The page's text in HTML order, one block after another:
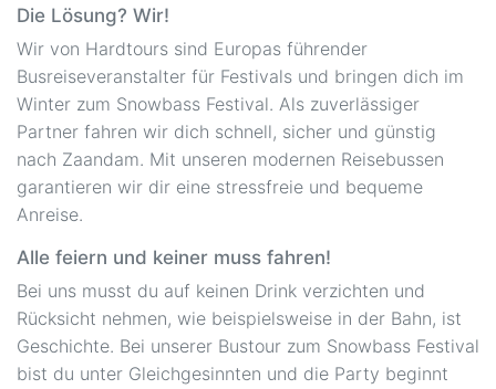
Die Lösung? Wir!
Wir von Hardtours sind Europas führender
Busreiseveranstalter für Festivals und bringen dich im
Winter zum Snowbass Festival. Als zuverlässiger
Partner fahren wir dich schnell, sicher und günstig
nach Zaandam. Mit unseren modernen Reisebussen
garantieren wir dir eine stressfreie und bequeme
Anreise.
Alle feiern und keiner muss fahren!
Bei uns musst du auf keinen Drink verzichten und
Rücksicht nehmen, wie beispielsweise in der Bahn, ist
Geschichte. Bei unserer Bustour zum Snowbass Festival
bist du unter Gleichgesinnten und die Party beginnt